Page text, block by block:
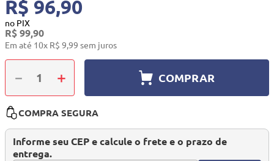
R$ 96,90
no PIX
R$99,90
Em até 10x R$ 9,99 sem juros
＋
－ COMPRAR
COMPRA SEGURA
Informe seu CEP e calcule o frete e o prazo de
entrega.
10º quadriciclo